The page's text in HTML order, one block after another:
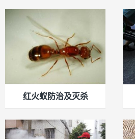
红火蚁防治及灭杀